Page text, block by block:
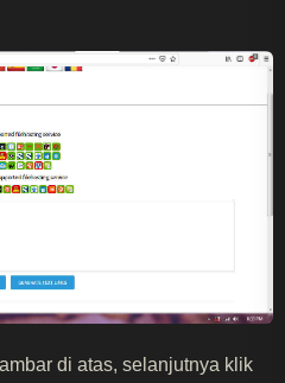
di atas, selanjutnya klik